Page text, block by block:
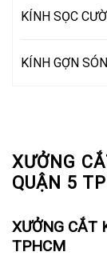
XƯỞNG
QUẬN 5
XƯỞNG CẮT
TPHCM
KÍNH SỌC
KÍNH GỢN